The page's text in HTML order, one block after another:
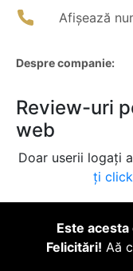
Afișează
Despre companie:
Review-uri
web
Doar userii logați
ți
Este
Felicitări! Aă